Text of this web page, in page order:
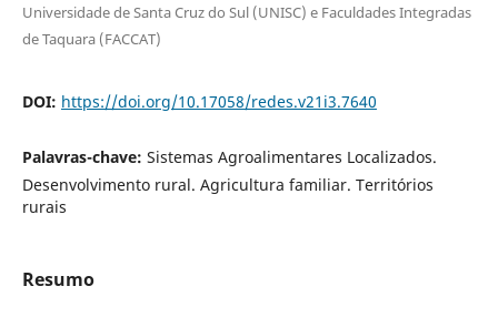
Universidade de Santa Cruz do Sul (UNISC) e Faculdades Integradas
de Taquara (FACCAT)
DOI: https://doi.org/10.17058/redes.v21i3.7640
Palavras-chave: Sistemas Agroalimentares Localizados.
Desenvolvimento rural. Agricultura familiar. Territórios
rurais
Resumo